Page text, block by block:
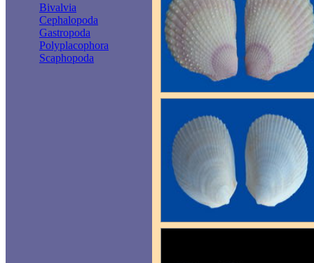
Bivalvia
Cephalopoda
Gastropoda
Polyplacophora
Scaphopoda